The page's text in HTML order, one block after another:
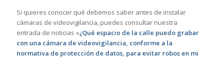
Si quieres conocer qué debemos saber antes de instalar
cámaras de videovigilancia,puedes consultar nuestra
entrada de noticias «¿Qué espacio de la calle puedo grabar
con una cámara de videovigilancia, conforme a la
normativa de protección de datos, para evitar robos en mi